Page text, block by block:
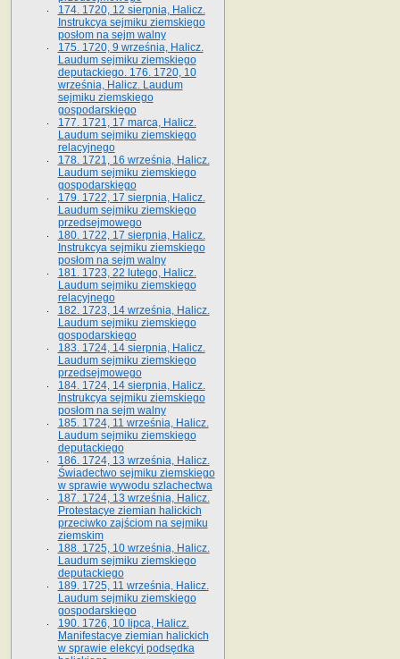
174. 1720, 12 sierpnia, Halicz.
Instrukcya sejmiku ziemskiego
posłom na sejm walny
175. 1720, 9 września, Halicz.
Laudum sejmiku ziemskiego
deputackiego. 176. 1720, 10
września, Halicz. Laudum
sejmiku ziemskiego
gospodarskiego
177. 1721, 17 marca, Halicz.
Laudum sejmiku ziemskiego
relacyjnego
178. 1721, 16 września, Halicz.
Laudum sejmiku ziemskiego
gospodarskiego
179. 1722, 17 sierpnia, Halicz.
Laudum sejmiku ziemskiego
przedsejmowego
180. 1722, 17 sierpnia, Halicz.
Instrukcya sejmiku ziemskiego
posłom na sejm walny
181. 1723, 22 lutego, Halicz.
Laudum sejmiku ziemskiego
relacyjnego
182. 1723, 14 września, Halicz.
Laudum sejmiku ziemskiego
gospodarskiego
183. 1724, 14 sierpnia, Halicz.
Laudum sejmiku ziemskiego
przedsejmowego
184. 1724, 14 sierpnia, Halicz.
Instrukcya sejmiku ziemskiego
posłom na sejm walny
185. 1724, 11 września, Halicz.
Laudum sejmiku ziemskiego
deputackiego
186. 1724, 13 września, Halicz.
Świadectwo sejmiku ziemskiego
w sprawie wywodu szlachectwa
187. 1724, 13 września, Halicz.
Protestacye ziemian halickich
przeciwko zajściom na sejmiku
ziemskim
188. 1725, 10 września, Halicz.
Laudum sejmiku ziemskiego
deputackiego
189. 1725, 11 września, Halicz.
Laudum sejmiku ziemskiego
gospodarskiego
190. 1726, 10 lipca, Halicz.
Manifestacye ziemian halickich
w sprawie elekcyi podsędka